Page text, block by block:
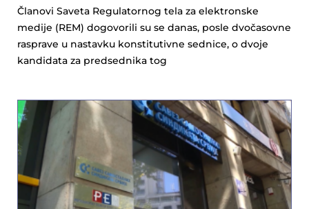
Članovi Saveta Regulatornog tela za elektronske
medije (REM) dogovorili su se danas, posle dvočasovne
rasprave u nastavku konstitutivne sednice, o dvoje
kandidata za predsednika tog